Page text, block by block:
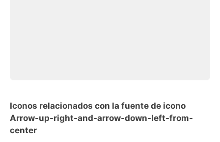
Iconos relacionados con la fuente de icono
Arrow-up-right-and-arrow-down-left-from-
center